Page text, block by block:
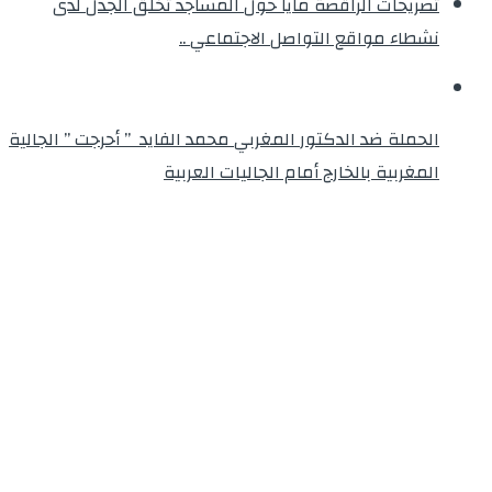
نشطاء مواقع التواصل الاجتماعي ..
الحملة ضد الدكتور المغربي محمد الفايد ” أحرجت ” الجالية
المغربية بالخارج أمام الجاليات العربية